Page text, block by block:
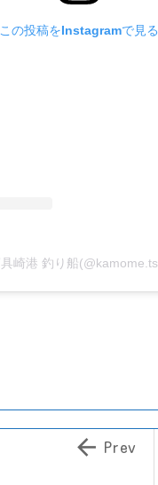
この投稿をInstagramで見る
 Prev